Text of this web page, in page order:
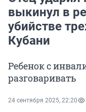
выкинул в
убийстве
Кубани
Ребенок с
разговаривать
24 сентября 2025, 22:20